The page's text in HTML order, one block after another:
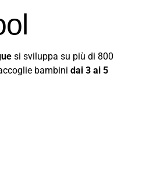
si sviluppa su più di 800
bambini dai 3 ai 5